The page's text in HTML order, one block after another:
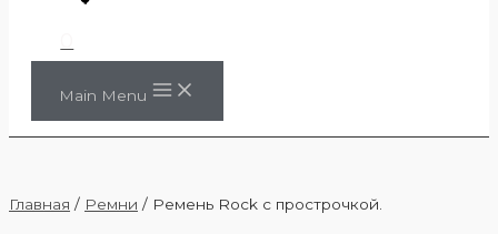
Main Menu
Главная / Ремни / Ремень Rock с прострочкой.